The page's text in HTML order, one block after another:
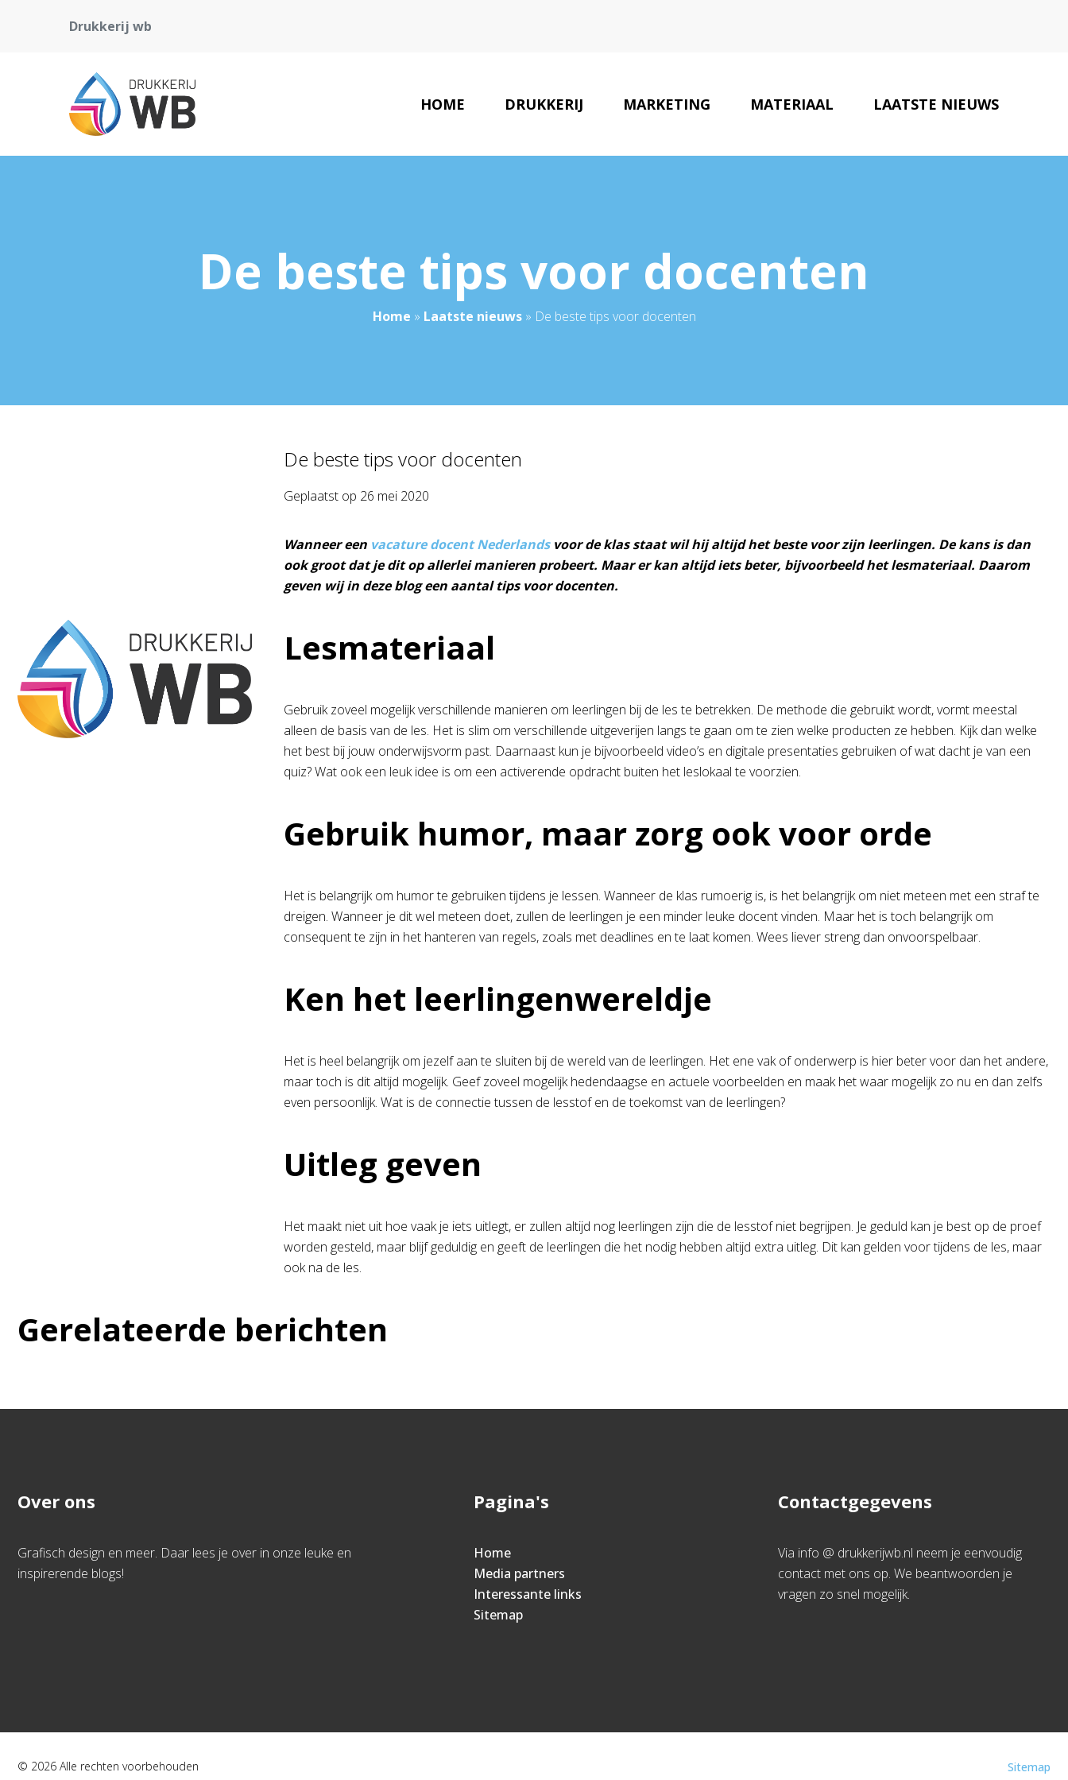
Drukkerij wb
HOME DRUKKERIJ MARKETING MATERIAAL LAATSTE NIEUWS
De beste tips voor docenten
Home » Laatste nieuws» De beste tips voor docenten
De beste tips voor docenten
Geplaatst op 26 mei 2020
Wanneer een vacature docent Nederlandsvoor de klas staat wil hij altijd het beste voor zijn leerlingen. De kans is dan
ook groot dat je dit op allerlei manieren probeert. Maar er kan altijd iets beter, bijvoorbeeld het lesmateriaal. Daarom
geven wij in deze blog een aantal tips voor docenten.
Lesmateriaal
Gebruik zoveel mogelijk verschillende manieren om leerlingen bij de les te betrekken. De methode die gebruikt wordt, vormt meestal
alleen de basis van de les. Het is slim om verschillende uitgeverijen langs te gaan om te zien welke producten ze hebben. Kijk dan welke
het best bij jouw onderwijsvorm past. Daarnaast kun je bijvoorbeeld video’s en digitale presentaties gebruiken of wat dacht je van een
quiz? Wat ook een leuk idee is om een activerende opdracht buiten het leslokaal te voorzien.
Gebruik humor, maar zorg ook voor orde
Het is belangrijk om humor te gebruiken tijdens je lessen. Wanneer de klas rumoerig is, is het belangrijk om niet meteen met een straf te
dreigen. Wanneer je dit wel meteen doet, zullen de leerlingen je een minder leuke docent vinden. Maar het is toch belangrijk om
consequent te zijn in het hanteren van regels, zoals met deadlines en te laat komen. Wees liever streng dan onvoorspelbaar.
Ken het leerlingenwereldje
Het is heel belangrijk om jezelf aan te sluiten bij de wereld van de leerlingen. Het ene vak of onderwerp is hier beter voor dan het andere,
maar toch is dit altijd mogelijk. Geef zoveel mogelijk hedendaagse en actuele voorbeelden en maak het waar mogelijk zo nu en dan zelfs
even persoonlijk. Wat is de connectie tussen de lesstof en de toekomst van de leerlingen?
Uitleg geven
Het maakt niet uit hoe vaak je iets uitlegt, er zullen altijd nog leerlingen zijn die de lesstof niet begrijpen. Je geduld kan je best op de proef
worden gesteld, maar blijf geduldig en geeft de leerlingen die het nodig hebben altijd extra uitleg. Dit kan gelden voor tijdens de les, maar
ook na de les.
Gerelateerde berichten
Over ons
Grafisch design en meer. Daar lees je over in onze leuke en
inspirerende blogs!
Pagina's
Home
Media partners
Interessante links
Sitemap
Contactgegevens
Via info @ drukkerijwb.nl neem je eenvoudig
contact met ons op. We beantwoorden je
vragen zo snel mogelijk.
© 2026 Alle rechten voorbehouden Sitemap